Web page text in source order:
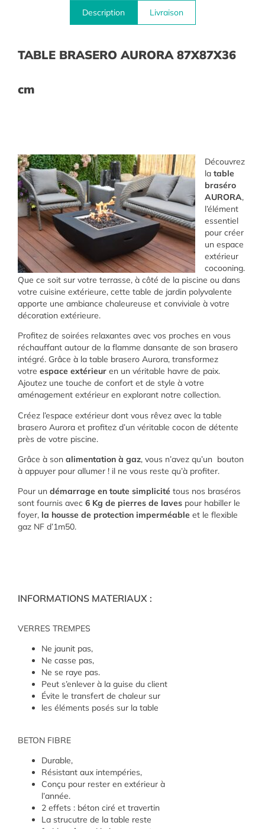
Description Livraison
TABLE BRASERO AURORA 87X87X36
cm
Découvrez
la table
braséro
AURORA,
l’élément
essentiel
pour créer
un espace
extérieur
cocooning.
Que ce soit sur votre terrasse, à côté de la piscine ou dans
votre cuisine extérieure, cette table de jardin polyvalente
apporte une ambiance chaleureuse et conviviale à votre
décoration extérieure.
Profitez de soirées relaxantes avec vos proches en vous
réchauffant autour de la flamme dansante de son brasero
intégré. Grâce à la table brasero Aurora, transformez
votre espace extérieur en un véritable havre de paix.
Ajoutez une touche de confort et de style à votre
aménagement extérieur en explorant notre collection.
Créez l’espace extérieur dont vous rêvez avec la table
brasero Aurora et profitez d’un véritable cocon de détente
près de votre piscine.
Grâce à son alimentation à gaz, vous n’avez qu’un bouton
à appuyer pour allumer ! il ne vous reste qu’à profiter.
Pour un démarrage en toute simplicité tous nos braséros
sont fournis avec 6 Kg de pierres de laves pour habiller le
foyer, la housse de protection imperméable et le flexible
gaz NF d’1m50.
INFORMATIONS MATERIAUX :
VERRES TREMPES
Ne jaunit pas,
Ne casse pas,
Ne se raye pas.
Peut s’enlever à la guise du client
Évite le transfert de chaleur sur
les éléments posés sur la table
BETON FIBRE
Durable,
Résistant aux intempéries,
Conçu pour rester en extérieur à
l’année.
2 effets : béton ciré et travertin
La strucutre de la table reste